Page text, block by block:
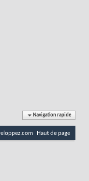
Navigation rapide
Haut de page